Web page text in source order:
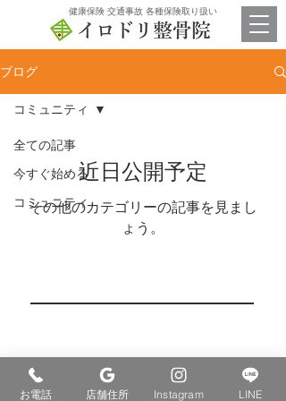
​健康保険 交通事故 各種保険取り扱い
ブログ
全ての記事
今すぐ始める
コミュニティ
コミュニティ
近日公開予定
その他のカテゴリーの記事を見まし
ょう。
​休日 日祝・お盆・年末年始
​〒859-4502
お電話 店舗住所 Instagram LINE